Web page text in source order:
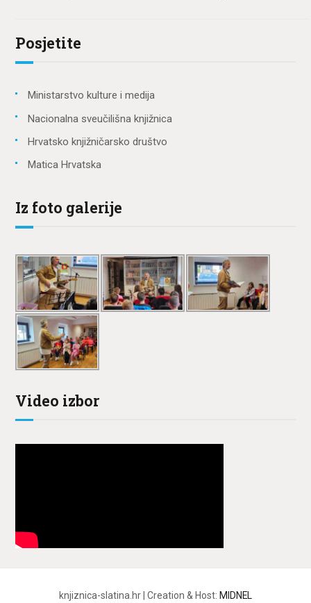
Posjetite
Ministarstvo kulture i medija
Nacionalna sveučilišna knjižnica
Hrvatsko knjižničarsko društvo
Matica Hrvatska
Iz foto galerije
Video izbor
knjiznica-slatina.hr | Creation & Host: MIDNEL